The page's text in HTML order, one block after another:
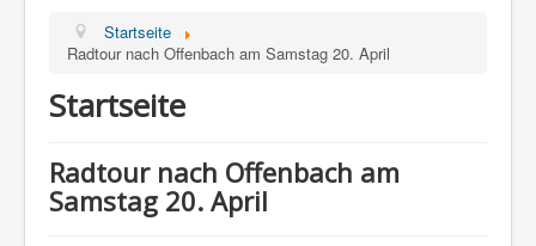
Startseite
Radtour nach Offenbach am Samstag 20. April
Startseite
Radtour nach Offenbach am
Samstag 20. April